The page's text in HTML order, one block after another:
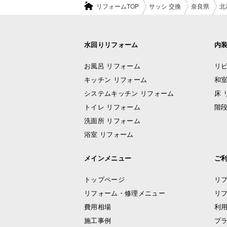
リフォームTOP サッシ 交換 奈良県 北
水回りリフォーム
お風呂 リフォーム
キッチン リフォーム
システムキッチン リフォーム
トイレ リフォーム
洗面所 リフォーム
浴室 リフォーム
内
リ
和
床
階
メインメニュー
トップページ
リフォーム・修理メニュー
費用相場
施工事例
ご
リ
リ
利
プ